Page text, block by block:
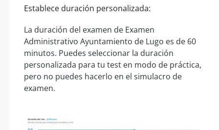
Establece duración personalizada:
La duración del examen de Examen
Administrativo Ayuntamiento de Lugo es de 60
minutos. Puedes seleccionar la duración
personalizada para tu test en modo de práctica,
pero no puedes hacerlo en el simulacro de
examen.